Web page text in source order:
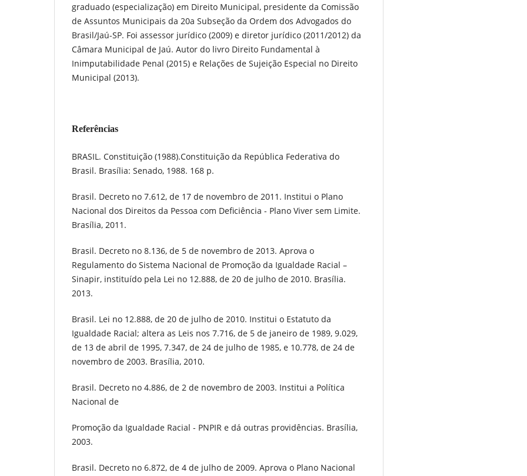
graduado (especialização) em Direito Municipal, presidente da Comissão
de Assuntos Municipais da 20a Subseção da Ordem dos Advogados do
Brasil/Jaú-SP. Foi assessor jurídico (2009) e diretor jurídico (2011/2012) da
Câmara Municipal de Jaú. Autor do livro Direito Fundamental à
Inimputabilidade Penal (2015) e Relações de Sujeição Especial no Direito
Municipal (2013).
Referências
BRASIL. Constituição (1988).Constituição da República Federativa do
Brasil. Brasília: Senado, 1988. 168 p.
Brasil. Decreto no 7.612, de 17 de novembro de 2011. Institui o Plano
Nacional dos Direitos da Pessoa com Deficiência - Plano Viver sem Limite.
Brasília, 2011.
Brasil. Decreto no 8.136, de 5 de novembro de 2013. Aprova o
Regulamento do Sistema Nacional de Promoção da Igualdade Racial –
Sinapir, instituído pela Lei no 12.888, de 20 de julho de 2010. Brasília.
2013.
Brasil. Lei no 12.888, de 20 de julho de 2010. Institui o Estatuto da
Igualdade Racial; altera as Leis nos 7.716, de 5 de janeiro de 1989, 9.029,
de 13 de abril de 1995, 7.347, de 24 de julho de 1985, e 10.778, de 24 de
novembro de 2003. Brasília, 2010.
Brasil. Decreto no 4.886, de 2 de novembro de 2003. Institui a Política
Nacional de
Promoção da Igualdade Racial - PNPIR e dá outras providências. Brasília,
2003.
Brasil. Decreto no 6.872, de 4 de julho de 2009. Aprova o Plano Nacional